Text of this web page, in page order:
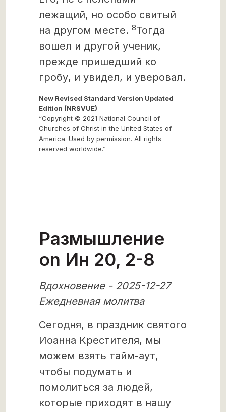
лежащий, но особо свитый
на другом месте. 8Тогда
вошел и другой ученик,
прежде пришедший ко
гробу, и увидел, и уверовал.
New Revised Standard Version Updated
Edition (NRSVUE)
“Copyright © 2021 National Council of
Churches of Christ in the United States of
America. Used by permission. All rights
reserved worldwide.”
Размышление
on Ин 20, 2-8
Вдохновение - 2025-12-27
Ежедневная молитва
Сегодня, в праздник святого
Иоанна Крестителя, мы
можем взять тайм-аут,
чтобы подумать и
помолиться за людей,
которые приходят в нашу